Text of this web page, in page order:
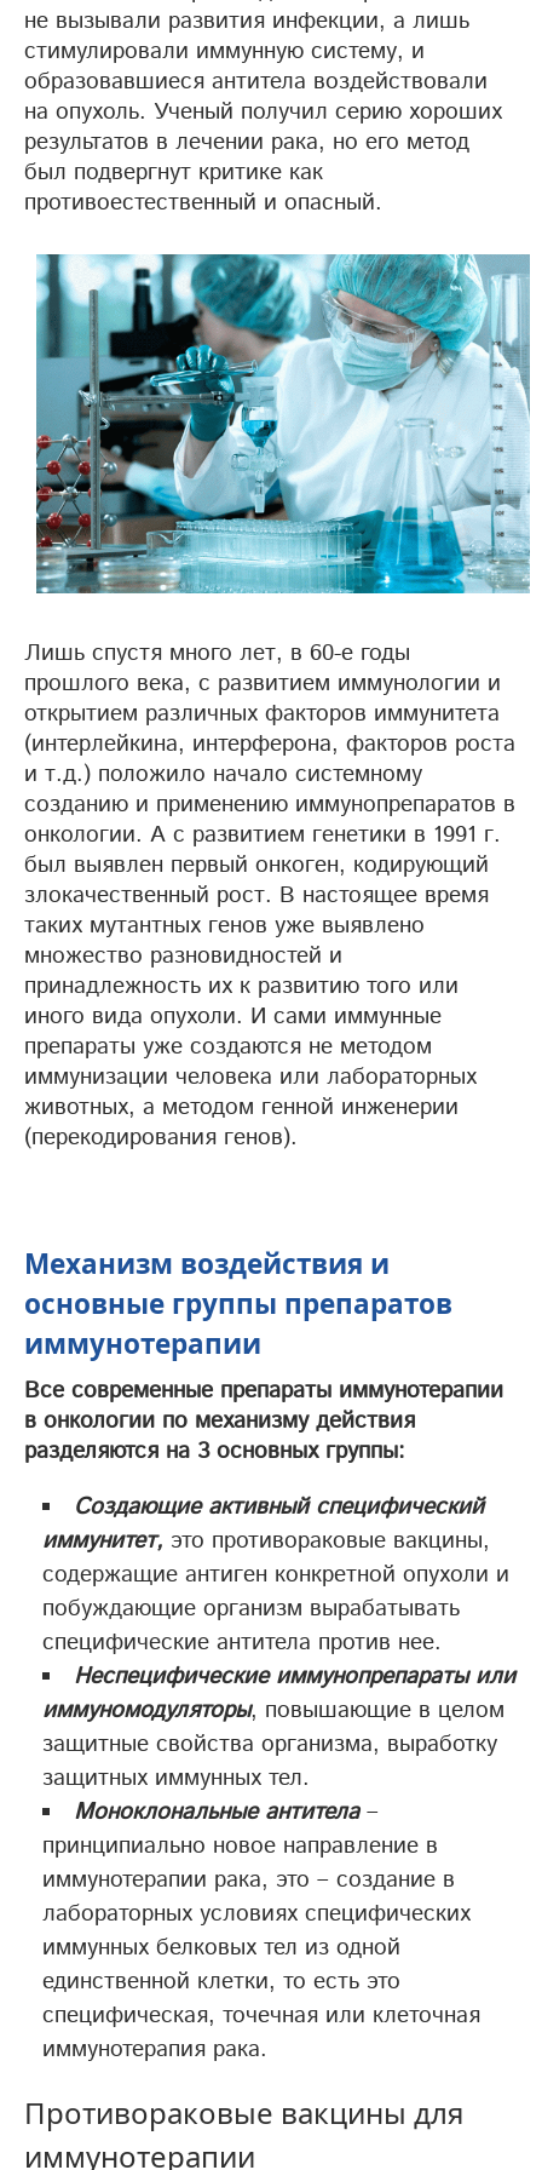
не вызывали развития инфекции, а лишь
стимулировали иммунную систему, и
образовавшиеся антитела воздействовали
на опухоль. Ученый получил серию хороших
результатов в лечении рака, но его метод
был подвергнут критике как
противоестественный и опасный.
Лишь спустя много лет, в 60-е годы
прошлого века, с развитием иммунологии и
открытием различных факторов иммунитета
(интерлейкина, интерферона, факторов роста
и т.д.) положило начало системному
созданию и применению иммунопрепаратов в
онкологии. А с развитием генетики в 1991 г.
был выявлен первый онкоген, кодирующий
злокачественный рост. В настоящее время
таких мутантных генов уже выявлено
множество разновидностей и
принадлежность их к развитию того или
иного вида опухоли. И сами иммунные
препараты уже создаются не методом
иммунизации человека или лабораторных
животных, а методом генной инженерии
(перекодирования генов).
Механизм воздействия и
основные группы препаратов
иммунотерапии
Все современные препараты иммунотерапии
в онкологии по механизму действия
разделяются на 3 основных группы:
Создающие активный специфический
иммунитет, это противораковые вакцины,
содержащие антиген конкретной опухоли и
побуждающие организм вырабатывать
специфические антитела против нее.
Неспецифические иммунопрепараты или
иммуномодуляторы, повышающие в целом
защитные свойства организма, выработку
защитных иммунных тел.
Моноклональные антитела–
принципиально новое направление в
иммунотерапии рака, это – создание в
лабораторных условиях специфических
иммунных белковых тел из одной
единственной клетки, то есть это
специфическая, точечная или клеточная
иммунотерапия рака.
Противораковые вакцины для
иммунотерапии